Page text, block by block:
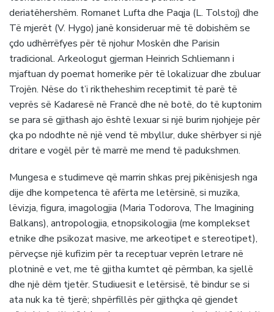
deriatëhershëm. Romanet Lufta dhe Paqja (L. Tolstoj) dhe
Të mjerët (V. Hygo) janë konsideruar më të dobishëm se
çdo udhërrëfyes për të njohur Moskën dhe Parisin
tradicional. Arkeologut gjerman Heinrich Schliemann i
mjaftuan dy poemat homerike për të lokalizuar dhe zbuluar
Trojën. Nëse do t’i riktheheshim receptimit të parë të
veprës së Kadaresë në Francë dhe në botë, do të kuptonim
se para së gjithash ajo është lexuar si një burim njohjeje për
çka po ndodhte në një vend të mbyllur, duke shërbyer si një
dritare e vogël për të marrë me mend të padukshmen.
Mungesa e studimeve që marrin shkas prej pikënisjesh nga
dije dhe kompetenca të afërta me letërsinë, si muzika,
lëvizja, figura, imagologjia (Maria Todorova, The Imagining
Balkans), antropologjia, etnopsikologjia (me komplekset
etnike dhe psikozat masive, me arkeotipet e stereotipet),
përveçse një kufizim për ta receptuar veprën letrare në
plotninë e vet, me të gjitha kumtet që përmban, ka sjellë
dhe një dëm tjetër. Studiuesit e letërsisë, të bindur se si
ata nuk ka të tjerë; shpërfillës për gjithçka që gjendet